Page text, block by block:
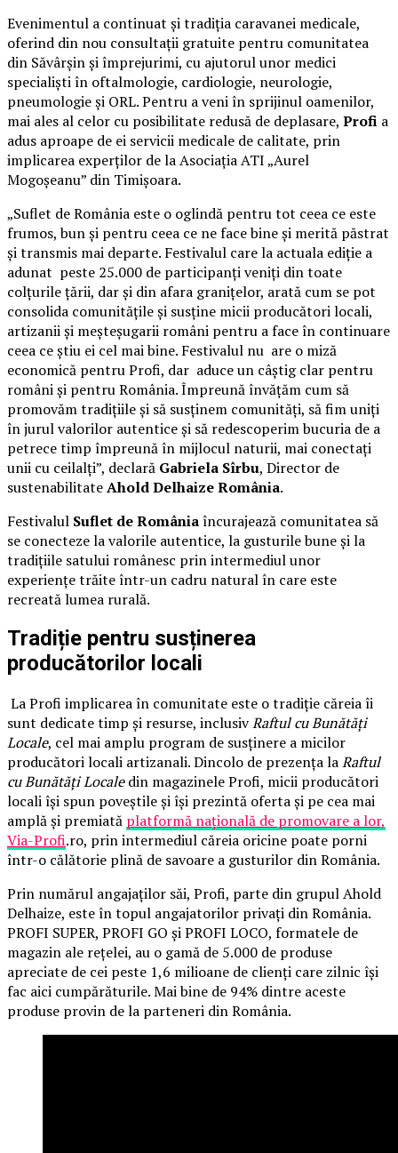
Evenimentul a continuat și tradiția caravanei medicale,
oferind din nou consultații gratuite pentru comunitatea
din Săvârșin și împrejurimi, cu ajutorul unor medici
specialiști în oftalmologie, cardiologie, neurologie,
pneumologie și ORL. Pentru a veni în sprijinul oamenilor,
mai ales al celor cu posibilitate redusă de deplasare, Profi a
adus aproape de ei servicii medicale de calitate, prin
implicarea experților de la Asociația ATI „Aurel
Mogoșeanu” din Timișoara.
„Suflet de România este o oglindă pentru tot ceea ce este
frumos, bun și pentru ceea ce ne face bine și merită păstrat
și transmis mai departe. Festivalul care la actuala ediție a
adunat peste 25.000 de participanți veniți din toate
colțurile țării, dar și din afara granițelor, arată cum se pot
consolida comunitățile și susține micii producători locali,
artizanii și meșteșugarii români pentru a face în continuare
ceea ce știu ei cel mai bine. Festivalul nu are o miză
economică pentru Profi, dar aduce un câștig clar pentru
români și pentru România. Împreună învățăm cum să
promovăm tradițiile și să susținem comunități, să fim uniți
în jurul valorilor autentice și să redescoperim bucuria de a
petrece timp împreună în mijlocul naturii, mai conectați
unii cu ceilalți”, declară Gabriela Sîrbu, Director de
sustenabilitateAhold Delhaize România.
Festivalul Suflet de Româniaîncurajează comunitatea să
se conecteze la valorile autentice, la gusturile bune și la
tradițiile satului românesc prin intermediul unor
experiențe trăite într-un cadru natural în care este
recreată lumea rurală.
Tradiție pentru susținerea
producătorilor locali
La Profi implicarea în comunitate este o tradiție căreia îi
sunt dedicate timp și resurse, inclusivRaftul cu Bunătăți
Locale, cel mai amplu program de susținere a micilor
producători locali artizanali. Dincolo de prezența laRaftul
cu Bunătăți Localedin magazinele Profi, micii producători
locali își spun poveștile și își prezintă oferta și pe cea mai
amplă și premiată platformă națională de promovare a lor,
Via-Profi.ro, prin intermediul căreia oricine poate porni
într-o călătorie plină de savoare a gusturilor din România.
Prin numărul angajaților săi, Profi, parte din grupul Ahold
Delhaize, este în topul angajatorilor privați din România.
PROFI SUPER, PROFI GO și PROFI LOCO, formatele de
magazin ale rețelei, au o gamă de 5.000 de produse
apreciate de cei peste 1,6 milioane de clienți care zilnic își
fac aici cumpărăturile. Mai bine de 94% dintre aceste
produse provin de la parteneri din România.